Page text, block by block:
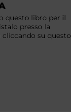
questo libro per il
presso la
su questo